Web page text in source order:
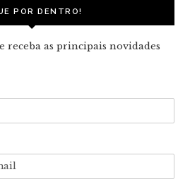
POR DENTRO!
receba as principais novidades